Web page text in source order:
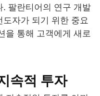
팔란티어의 연구 개발
자가 되기 위한 중요
을 통해 고객에게 새로
속적 투자